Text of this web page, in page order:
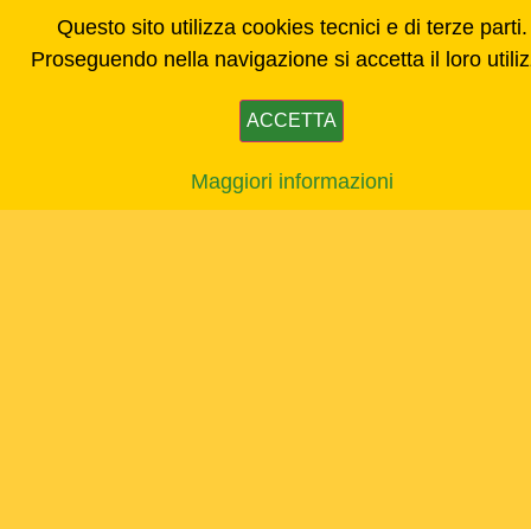
Questo sito utilizza cookies tecnici e di terze parti.
Proseguendo nella navigazione si accetta il loro
ACCETTA
Maggiori informazioni